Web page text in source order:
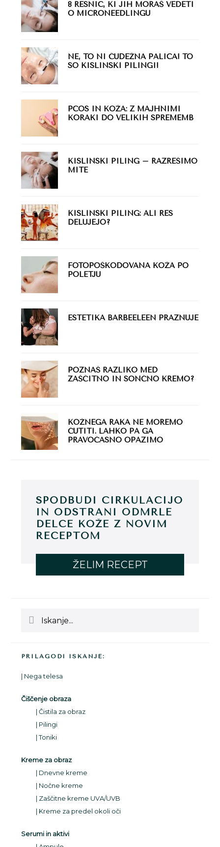
8 RESNIC, KI JIH MORAŠ VEDETI
O MICRONEEDLINGU
NE, TO NI ČUDEŽNA PALICA! TO
SO KISLINSKI PILINGI!
PCOS IN KOŽA: Z MAJHNIMI
KORAKI DO VELIKIH SPREMEMB
KISLINSKI PILING – RAZREŠIMO
MITE
KISLINSKI PILING: ALI RES
DELUJEJO?
FOTOPOŠKODOVANA KOŽA PO
POLETJU
ESTETIKA BARBEELEEN PRAZNUJE
POZNAŠ RAZLIKO MED
ZAŠČITNO IN SONČNO KREMO?
KOŽNEGA RAKA NE MOREMO
ČUTITI. LAHKO PA GA
PRAVOČASNO OPAZIMO
SPODBUDI CIRKULACIJO
IN ODSTRANI ODMRLE
DELCE KOŽE Z NOVIM
RECEPTOM
ŽELIM RECEPT
Iskanje...
PRILAGODI ISKANJE:
Nega telesa
Čiščenje obraza
Čistila za obraz
Pilingi
Toniki
Kreme za obraz
Dnevne kreme
Nočne kreme
Zaščitne kreme UVA/UVB
Kreme za predel okoli oči
Serumi in aktivi